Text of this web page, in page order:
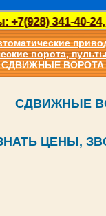
341-40-24,
ворота,
ВОРОТА
СДВИЖНЫЕ
ЦЕНЫ,